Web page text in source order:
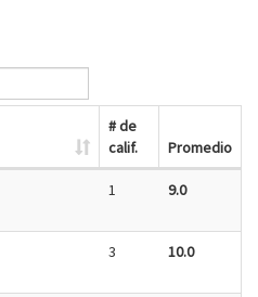
# de
calif.
Promedio
1 9.0
3 10.0